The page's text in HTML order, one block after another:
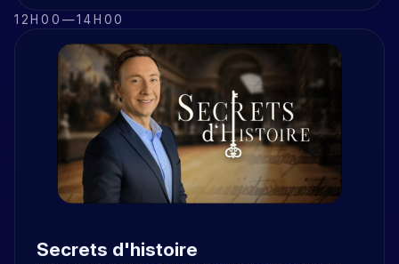
12H00 —14H00
Secrets d'histoire